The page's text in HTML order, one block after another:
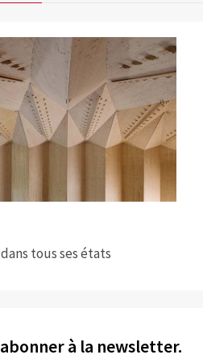
tous ses états
à la newsletter.